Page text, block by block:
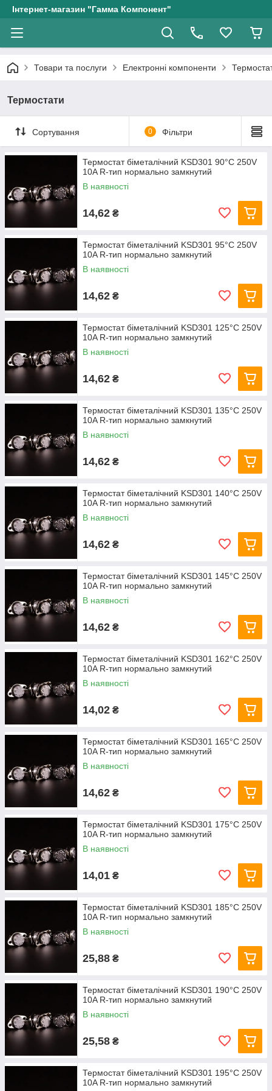
Інтернет-магазин "Гамма Компонент"
Товари та послуги Електронні компоненти
Термостати
Сортування 0 Фільтри
Термостат біметалічний KSD301 90°C 250V
10A R-тип нормально замкнутий
В наявності
14,62 ₴
Термостат біметалічний KSD301 95°C 250V
10A R-тип нормально замкнутий
В наявності
14,62 ₴
Термостат біметалічний KSD301 125°C 250V
10A R-тип нормально замкнутий
В наявності
14,62 ₴
Термостат біметалічний KSD301 135°C 250V
10A R-тип нормально замкнутий
В наявності
14,62 ₴
Термостат біметалічний KSD301 140°C 250V
10A R-тип нормально замкнутий
В наявності
14,62 ₴
Термостат біметалічний KSD301 145°C 250V
10A R-тип нормально замкнутий
В наявності
14,62 ₴
Термостат біметалічний KSD301 162°C 250V
10A R-тип нормально замкнутий
В наявності
14,02 ₴
Термостат біметалічний KSD301 165°C 250V
10A R-тип нормально замкнутий
В наявності
14,62 ₴
Термостат біметалічний KSD301 175°C 250V
10A R-тип нормально замкнутий
В наявності
14,01 ₴
Термостат біметалічний KSD301 185°C 250V
10A R-тип нормально замкнутий
В наявності
25,88 ₴
Термостат біметалічний KSD301 190°C 250V
10A R-тип нормально замкнутий
В наявності
25,58 ₴
Термостат біметалічний KSD301 195°C 250V
10A R-тип нормально замкнутий